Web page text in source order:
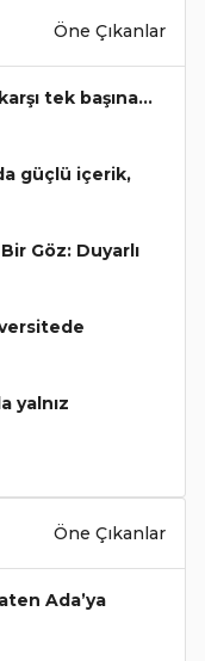
Öne Çıkanlar
tek başına...
güçlü içerik,
Göz: Duyarlı
yalnız
Öne Çıkanlar
Ada’ya